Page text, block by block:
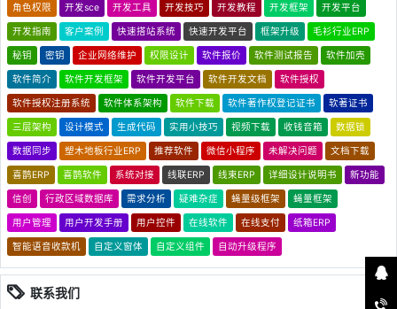
角色权限 开发sce 开发工具 开发技巧 开发教程 开发框架 开发平台
开发指南 客户案例 快速搭站系统 快速开发平台 框架升级 毛衫行业ERP
秘钥 密钥 企业网络维护 权限设计 软件报价 软件测试报告 软件加壳
软件简介 软件开发框架 软件开发平台 软件开发文档 软件授权
软件授权注册系统 软件体系架构 软件下载 软件著作权登记证书 软著证书
三层架构 设计模式 生成代码 实用小技巧 视频下载 收钱音箱 数据锁
数据同步 塑木地板行业ERP 推荐软件 微信小程序 未解决问题 文档下载
喜鹊ERP 喜鹊软件 系统对接 线联ERP 线束ERP 详细设计说明书 新功能
信创 行政区域数据库 需求分析 疑难杂症 蝇量级框架 蝇量框架
用户管理 用户开发手册 用户控件 在线软件 在线支付 纸箱ERP
智能语音收款机 自定义窗体 自定义组件 自动升级程序
联系我们